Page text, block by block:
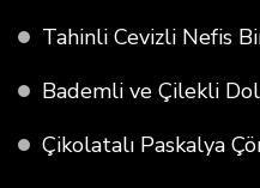
Tahinli Cevizli Nefis
Bademli ve Çilekli
Çikolatalı Paskalya